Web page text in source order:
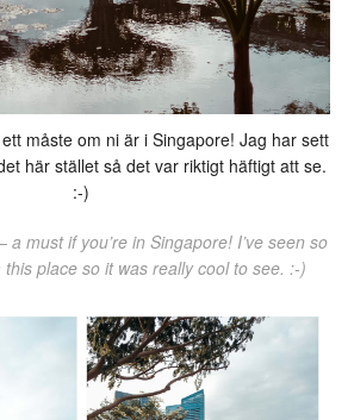
måste om ni är i Singapore! Jag har sett
här stället så det var riktigt häftigt att se.
:-)
must if you’re in Singapore! I’ve seen so
place so it was really cool to see. :-)